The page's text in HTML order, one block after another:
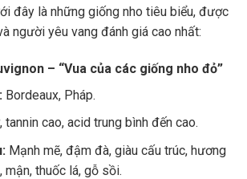
đây là những giống nho tiêu biểu, được
người yêu vang đánh giá cao nhất:
– “Vua của các giống nho đỏ”
Bordeaux, Pháp.
tannin cao, acid trung bình đến cao.
Mạnh mẽ, đậm đà, giàu cấu trúc, hương
mận, thuốc lá, gỗ sồi.